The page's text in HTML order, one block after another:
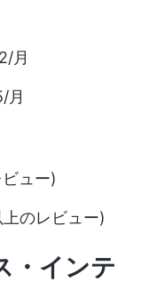
月
月
ュー)
のレビュー)
・インテ